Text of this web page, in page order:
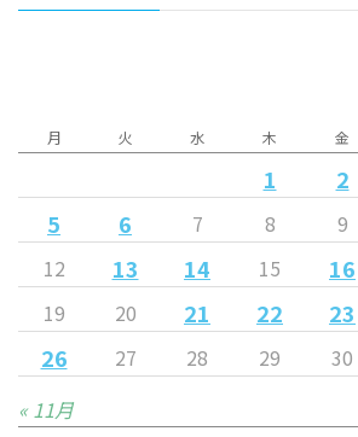
月 火 水 木 金
1 2
5 6 7 8 9
12 13 14 15 16
19
20 21 22 23
26 27 28 29 30
« 11月